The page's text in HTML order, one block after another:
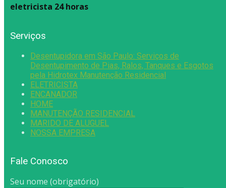
eletricista 24 horas
Serviços
Desentupidora em São Paulo: Serviços de
Desentupimento de Pias, Ralos, Tanques e Esgotos
pela Hidrotex Manutenção Residencial
ELETRICISTA
ENCANADOR
HOME
MANUTENÇÃO RESIDENCIAL
MARIDO DE ALUGUEL
NOSSA EMPRESA
Fale Conosco
Seu nome (obrigatório)